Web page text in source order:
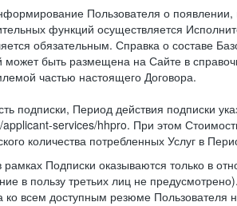
Пользователя о
функций осуществляется
обязательным. Справка о составе
может быть размещена на Сайте в
частью настоящего Договора.
подписки, Период действия подписки
services/hhpro. При этом
количества потребленных Услуг в
рамках Подписки оказываются только в
в пользу третьих лиц не
ко всем доступным резюме Пользователя